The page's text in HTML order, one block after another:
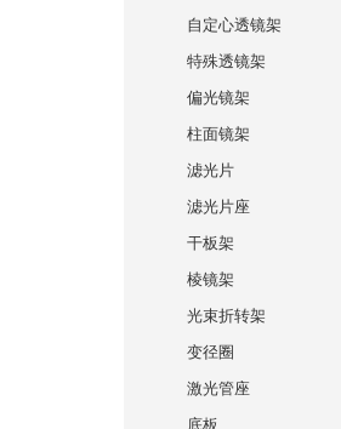
自定心透镜架
特殊透镜架
偏光镜架
柱面镜架
滤光片
滤光片座
干板架
棱镜架
光束折转架
变径圈
激光管座
底板